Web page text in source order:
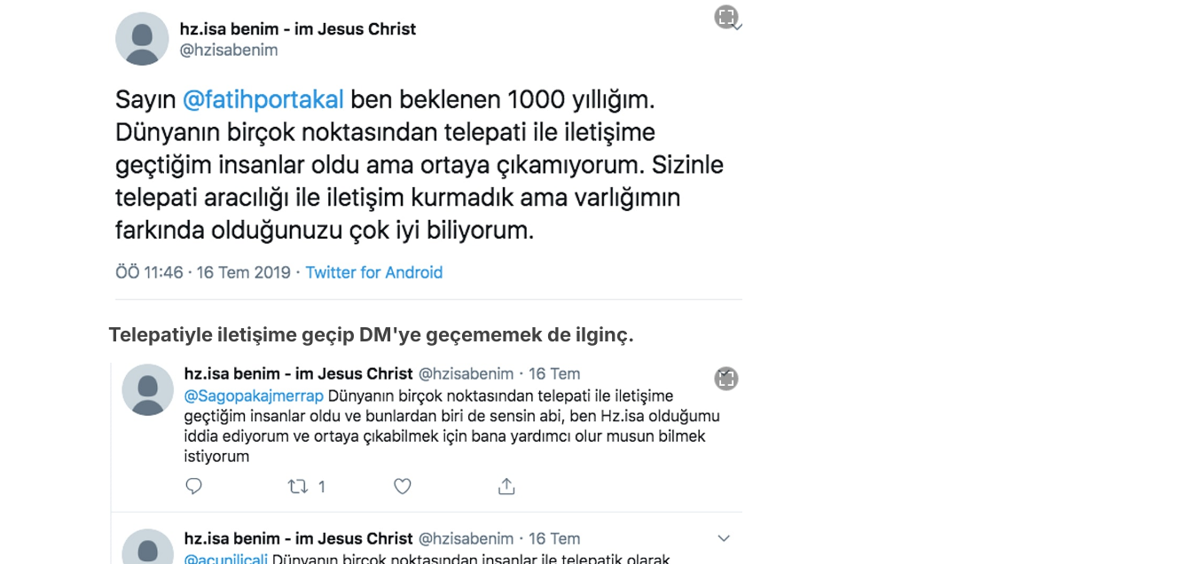
Telepatiyle iletişime geçip DM'ye geçememek de ilginç.